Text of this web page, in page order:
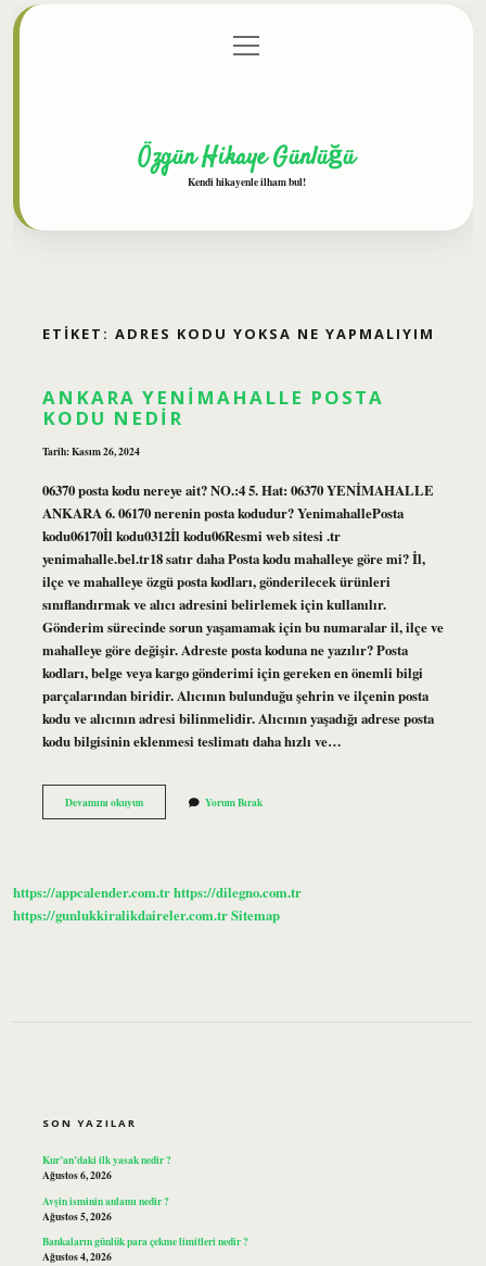
Gizlilik Politikası
menüyü
aç
Özgün Hikaye Günlüğü
Kendi hikayenle ilham bul!
ETIKET: ADRES KODU YOKSA NE YAPMALIYIM
ANKARA YENIMAHALLE POSTA
KODU NEDIR
Tarih: Kasım 26, 2024
06370 posta kodu nereye ait? NO.:4 5. Hat: 06370 YENİMAHALLE
ANKARA 6. 06170 nerenin posta kodudur? YenimahallePosta
kodu06170İl kodu0312İl kodu06Resmi web sitesi .tr
yenimahalle.bel.tr18 satır daha Posta kodu mahalleye göre mi? İl,
ilçe ve mahalleye özgü posta kodları, gönderilecek ürünleri
sınıflandırmak ve alıcı adresini belirlemek için kullanılır.
Gönderim sürecinde sorun yaşamamak için bu numaralar il, ilçe ve
mahalleye göre değişir. Adreste posta koduna ne yazılır? Posta
kodları, belge veya kargo gönderimi için gereken en önemli bilgi
parçalarından biridir. Alıcının bulunduğu şehrin ve ilçenin posta
kodu ve alıcının adresi bilinmelidir. Alıcının yaşadığı adrese posta
kodu bilgisinin eklenmesi teslimatı daha hızlı ve…
Devamını okuyunAnkara
Yenimahalle
Yorum Bırak
https://appcalender.com.trhttps://dilegno.com.tr
https://gunlukkiralikdaireler.com.trSitemap
SON YAZILAR
Kur’an’daki ilk yasak nedir ?
Ağustos 6, 2026
Avşin isminin anlamı nedir ?
Ağustos 5, 2026
Bankaların günlük para çekme limitleri nedir ?
Ağustos 4, 2026